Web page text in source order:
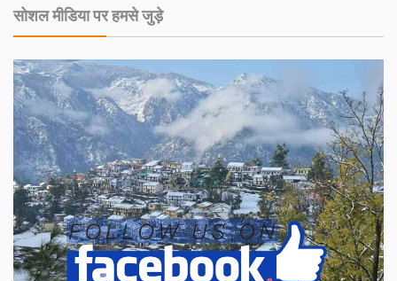
सोशल मीडिया पर हमसे जुड़े